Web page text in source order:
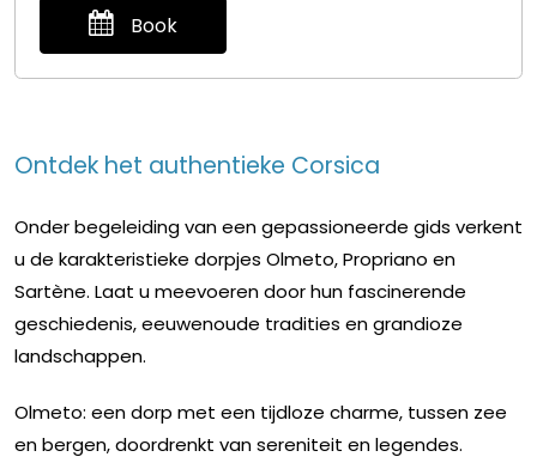
Book
Ontdek het authentieke Corsica
Onder begeleiding van een gepassioneerde gids verkent
u de karakteristieke dorpjes Olmeto, Propriano en
Sartène. Laat u meevoeren door hun fascinerende
geschiedenis, eeuwenoude tradities en grandioze
landschappen.
Olmeto: een dorp met een tijdloze charme, tussen zee
en bergen, doordrenkt van sereniteit en legendes.